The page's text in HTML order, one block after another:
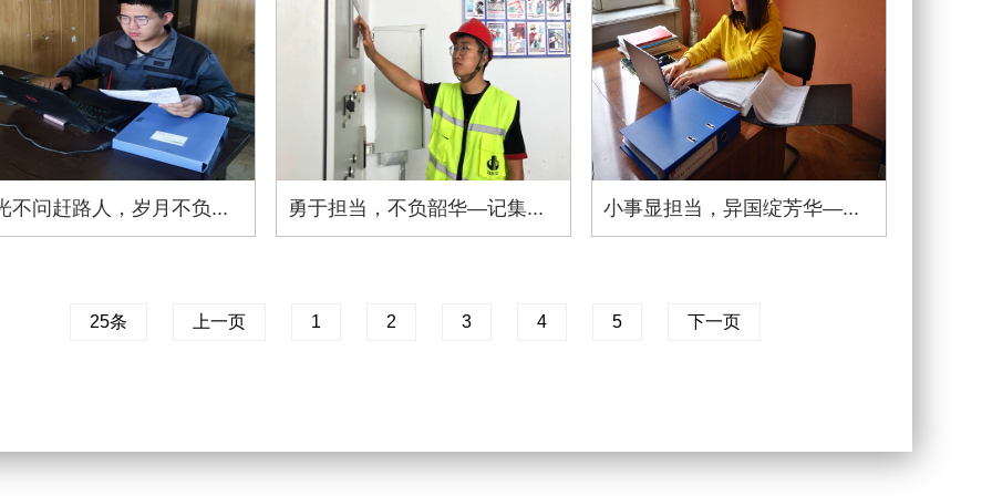
不问赶路人，岁月不负... 勇于担当，不负韶华—记集... 小事显担当，异国绽芳华—...
25条 上一页 1 2 3 4 5 下一页